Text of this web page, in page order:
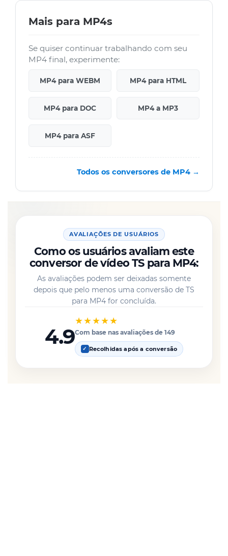
Mais para MP4s
Se quiser continuar trabalhando com seu
MP4 final, experimente:
MP4 para WEBM MP4 para HTML
MP4 para DOC MP4 a MP3
MP4 para ASF
Todos os conversores de MP4 →
AVALIAÇÕES DE USUÁRIOS
Como os usuários avaliam este
conversor de vídeo TS para MP4:
As avaliações podem ser deixadas somente
depois que pelo menos uma conversão de TS
para MP4 for concluída.
4.9
★★★★★
Com base nas avaliações de 149
✓ Recolhidas após a conversão